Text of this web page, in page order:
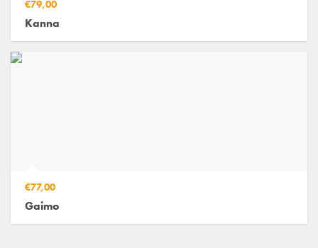
€79,00
Kanna
€77,00
Gaimo